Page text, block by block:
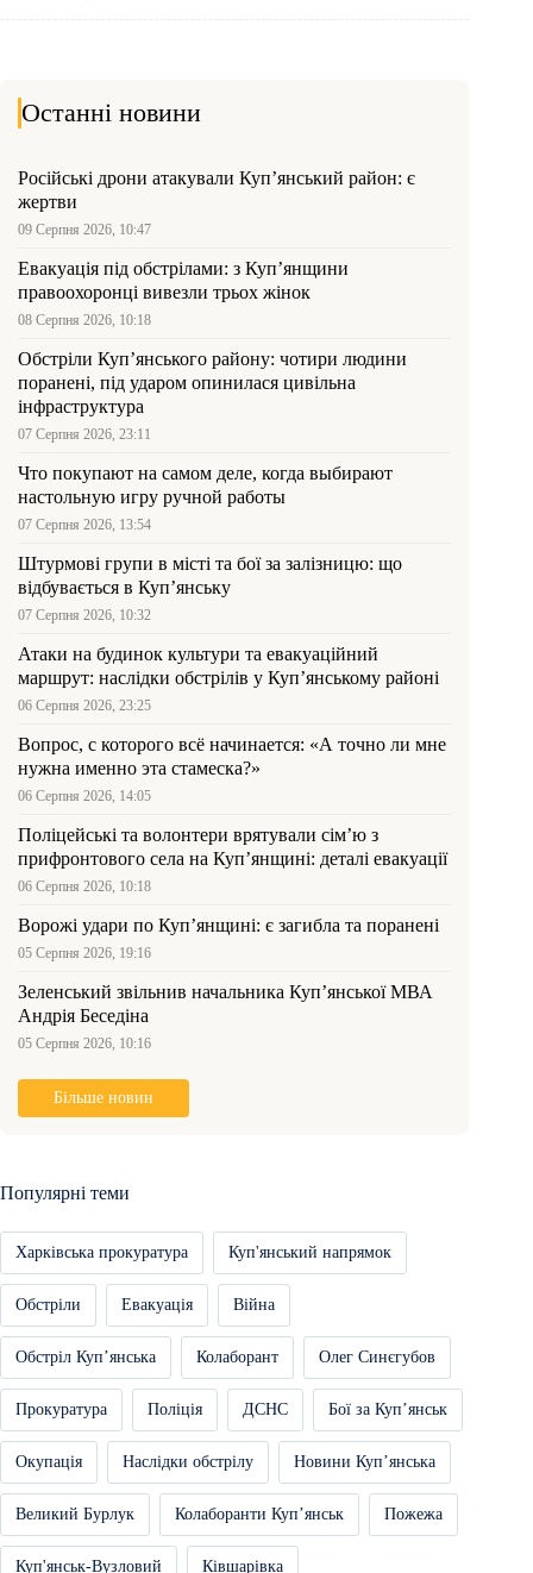
Останні новини
Російські дрони атакували Куп’янський район: є
жертви
09 Серпня 2026, 10:47
Евакуація під обстрілами: з Куп’янщини
правоохоронці вивезли трьох жінок
08 Серпня 2026, 10:18
Обстріли Куп’янського району: чотири людини
поранені, під ударом опинилася цивільна
інфраструктура
07 Серпня 2026, 23:11
Что покупают на самом деле, когда выбирают
настольную игру ручной работы
07 Серпня 2026, 13:54
Штурмові групи в місті та бої за залізницю: що
відбувається в Куп’янську
07 Серпня 2026, 10:32
Атаки на будинок культури та евакуаційний
маршрут: наслідки обстрілів у Куп’янському районі
06 Серпня 2026, 23:25
Вопрос, с которого всё начинается: «А точно ли мне
нужна именно эта стамеска?»
06 Серпня 2026, 14:05
Поліцейські та волонтери врятували сім’ю з
прифронтового села на Куп’янщині: деталі евакуації
06 Серпня 2026, 10:18
Ворожі удари по Куп’янщині: є загибла та поранені
05 Серпня 2026, 19:16
Зеленський звільнив начальника Купʼянської МВА
Андрія Беседіна
05 Серпня 2026, 10:16
Більше новин
Популярні теми
Харківська прокуратура Куп'янський напрямок
Обстріли Евакуація Війна
Обстріл Купʼянська Колаборант Олег Синєгубов
Прокуратура Поліція ДСНС Бої за Купʼянськ
Окупація Наслідки обстрілу Новини Купʼянська
Великий Бурлук Колаборанти Купʼянськ Пожежа
Куп'янськ-Вузловий Ківшарівка